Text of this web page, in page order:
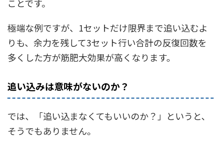
ことです。
極端な例ですが、1セットだけ限界まで追い込むよ
りも、余力を残して3セット行い合計の反復回数を
多くした方が筋肥大効果が高くなります。
追い込みは意味がないのか？
では、「追い込まなくてもいいのか？」というと、
そうでもありません。